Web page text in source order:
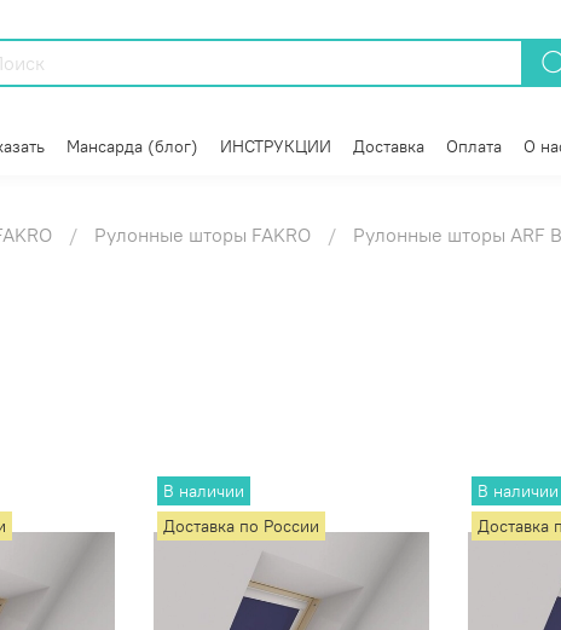
Мансарда (блог) ИНСТРУКЦИИ Доставка Оплата О
Рулонные шторы FAKRO Рулонные шторы ARF
В наличии
Доставка по России
В наличии
Доставка